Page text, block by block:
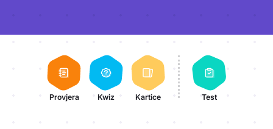
Aktivnosti lekcije
Provjera Kwiz Kartice Test